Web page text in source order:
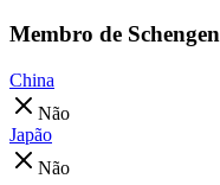
Membro de Schengen
China
Não
Japão
Não